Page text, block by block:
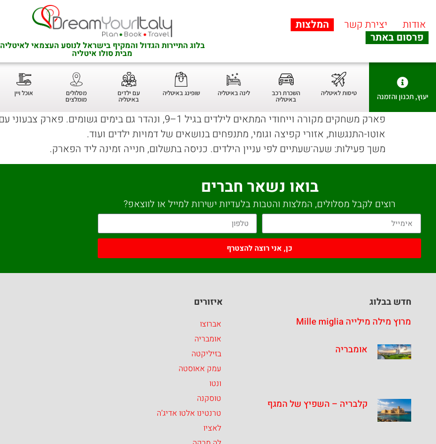
אודות יצירת קשר
המלצות
פרסום באתר
בלוג התיירות הגדול והמקיף בישראל לנוסע העצמאי לאיטליה
מבית סולו איטליה
יעוץ, תכנון והזמנה טיסות לאיטליה השכרת רכב
באיטליה
לינה באיטליה שופינג באיטליה עם ילדים
באיטליה
מסלולים
מומלצים
אוכל ויין
אוטו-התנגשות, אזורי קפיצה וגומי, מתנפחים בנושאים של דמויות ילדים ועוד.
משך פעילות: שעה־שעתיים לפי עניין הילדים. כניסה בתשלום, חנייה זמינה ליד הפארק.
בואו נשאר חברים
רוצים לקבל מסלולים, המלצות והטבות בלעדיות ישירות למייל או לווצאפ?
כן, אני רוצה להצטרף
חדש בבלוג
מרוץ מילה מילייה Mille miglia
אומבריה
קלבריה – השפיץ של המגף
איזורים
אברוצו
אומבריה
בזיליקטה
עמק אאוסטה
ונטו
טוסקנה
טרנטינו אלטו אדיג’ה
לאציו